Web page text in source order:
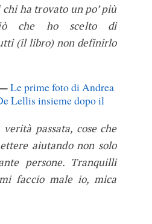
ha trovato un po’ più
che ho scelto di
(il libro) non definirlo
Le prime foto di Andrea
Lellis insieme dopo il
passata, cose che
aiutando non solo
persone. Tranquilli
faccio male io, mica